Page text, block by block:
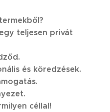
teljesen privát
és köredzések.
céllal!